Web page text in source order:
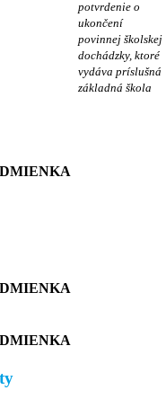
potvrdenie o
ukončení
povinnej školskej
dochádzky, ktoré
vydáva príslušná
základná škola